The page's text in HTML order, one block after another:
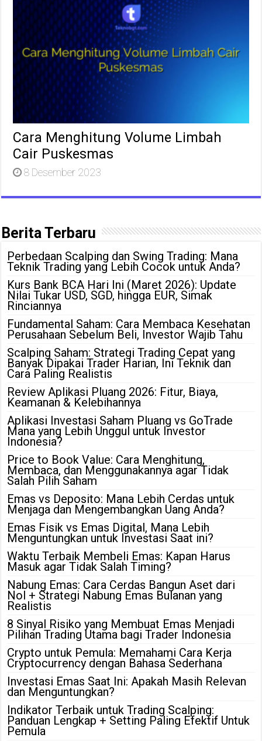
Cara Menghitung Volume Limbah
Cair Puskesmas
8 Desember 2023
Berita Terbaru
Perbedaan Scalping dan Swing Trading: Mana
Teknik Trading yang Lebih Cocok untuk Anda?
Kurs Bank BCA Hari Ini (Maret 2026): Update
Nilai Tukar USD, SGD, hingga EUR, Simak
Rinciannya
Fundamental Saham: Cara Membaca Kesehatan
Perusahaan Sebelum Beli, Investor Wajib Tahu
Scalping Saham: Strategi Trading Cepat yang
Banyak Dipakai Trader Harian, Ini Teknik dan
Cara Paling Realistis
Review Aplikasi Pluang 2026: Fitur, Biaya,
Keamanan & Kelebihannya
Aplikasi Investasi Saham Pluang vs GoTrade
Mana yang Lebih Unggul untuk Investor
Indonesia?
Price to Book Value: Cara Menghitung,
Membaca, dan Menggunakannya agar Tidak
Salah Pilih Saham
Emas vs Deposito: Mana Lebih Cerdas untuk
Menjaga dan Mengembangkan Uang Anda?
Emas Fisik vs Emas Digital, Mana Lebih
Menguntungkan untuk Investasi Saat ini?
Waktu Terbaik Membeli Emas: Kapan Harus
Masuk agar Tidak Salah Timing?
Nabung Emas: Cara Cerdas Bangun Aset dari
Nol + Strategi Nabung Emas Bulanan yang
Realistis
8 Sinyal Risiko yang Membuat Emas Menjadi
Pilihan Trading Utama bagi Trader Indonesia
Crypto untuk Pemula: Memahami Cara Kerja
Cryptocurrency dengan Bahasa Sederhana
Investasi Emas Saat Ini: Apakah Masih Relevan
dan Menguntungkan?
Indikator Terbaik untuk Trading Scalping:
Panduan Lengkap + Setting Paling Efektif Untuk
Pemula